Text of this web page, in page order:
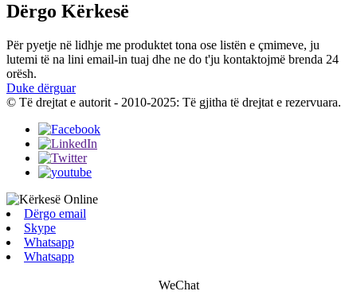
Dërgo Kërkesë
Për pyetje në lidhje me produktet tona ose listën e çmimeve, ju
lutemi të na lini email-in tuaj dhe ne do t'ju kontaktojmë brenda 24
orësh.
Duke dërguar
© Të drejtat e autorit - 2010-2025: Të gjitha të drejtat e rezervuara.
Dërgo email
Skype
Whatsapp
Whatsapp
WeChat